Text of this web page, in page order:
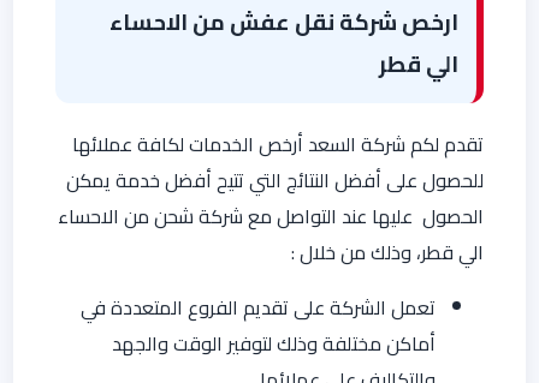
ارخص شركة نقل عفش من الاحساء
الي قطر
تقدم لكم شركة السعد أرخص الخدمات لكافة عملائها
للحصول على أفضل النتائج التي تتيح أفضل خدمة يمكن
الحصول عليها عند التواصل مع شركة شحن من الاحساء
الي قطر، وذلك من خلال :
تعمل الشركة على تقديم الفروع المتعددة في
أماكن مختلفة وذلك لتوفير الوقت والجهد